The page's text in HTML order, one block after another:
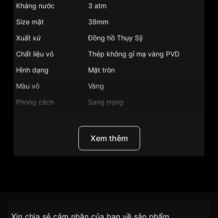
Kháng nước
3 atm
Size mặt
39mm
Xuất xứ
Đồng hồ Thụy Sỹ
Chất liệu vỏ
Thép không gỉ mạ vàng PVD
Hình dạng
Mặt tròn
Màu vỏ
Vàng
Phong cách
Sang trọng
5mm
Mặt trắng
Xem thêm